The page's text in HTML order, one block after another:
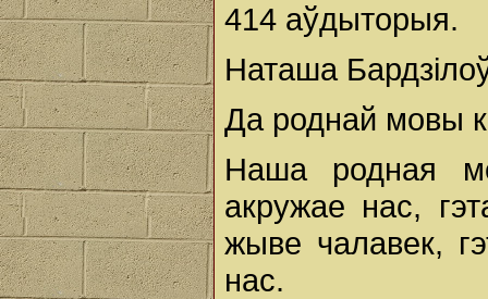
414 аўдыторыя.
Наташа
Да роднай мовы
Наша родная
акружае нас,
жыве чалавек,
нас.